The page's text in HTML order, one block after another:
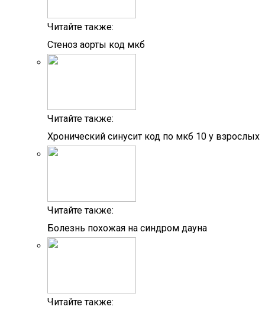
Читайте также:
Стеноз аорты код мкб
Читайте также:
Хронический синусит код по мкб 10 у взрослых
Читайте также:
Болезнь похожая на синдром дауна
Читайте также: